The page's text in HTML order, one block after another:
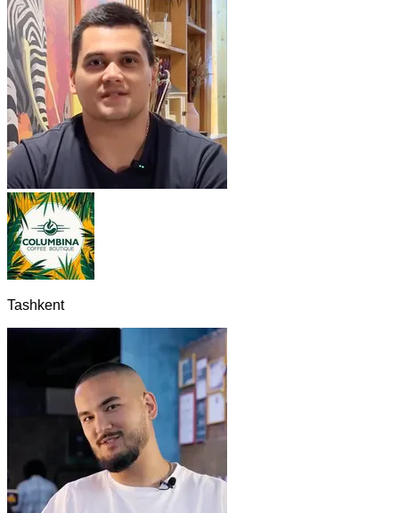
Tashkent